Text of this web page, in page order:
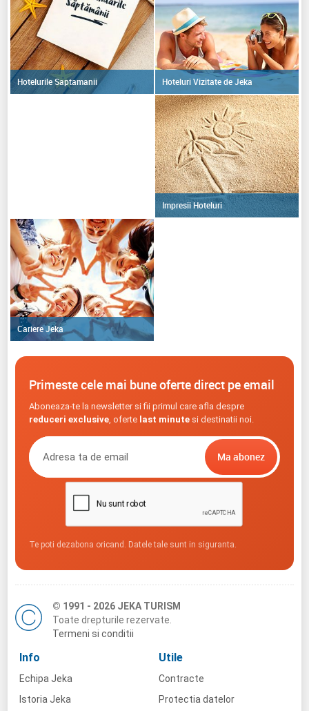
Hotelurile Saptamanii Hoteluri Vizitate de Jeka
Impresii Hoteluri
Cariere Jeka
Primeste cele mai bune oferte direct pe email
Aboneaza-te la newsletter si fii primul care afla despre
reduceri exclusive, oferte last minutesi destinatii noi.
Te poti dezabona oricand. Datele tale sunt in siguranta.
© 1991 - 2026 JEKA TURISM
Toate drepturile rezervate.
Termeni si conditii
Info
Echipa Jeka
Istoria Jeka
Utile
Contracte
Protectia datelor